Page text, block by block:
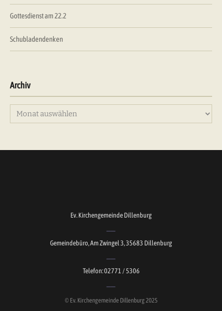
Gottesdienst am 22.2
Schubladendenken
Archiv
Archiv
Ev. Kirchengemeinde Dillenburg
Gemeindebüro, Am Zwingel 3, 35683 Dillenburg
Telefon: 02771 / 5306
© Ev. Kirchengemeinde Dillenburg 2025